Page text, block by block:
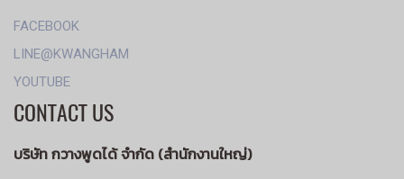
FACEBOOK
LINE@KWANGHAM
YOUTUBE
CONTACT US
บริษัท กวางพูดได้ จำกัด (สำนักงานใหญ่)